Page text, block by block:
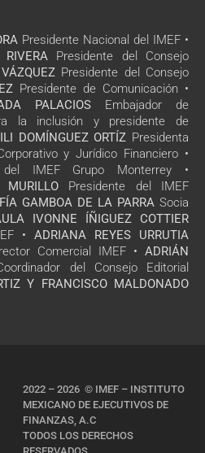
Presidente Nacional del IMEF •
Presidente del Consejo
Presidente del Consejo
Presidente de Comunicación •
PALACIOS Embajador de
la inclusión y presidente de
DOMÍNGUEZ ORTÍZ Presidenta
y Jurídico Financiero •
IMEF Grupo Monterrey •
MURILLO Presidente del IMEF
GAMBOA DE LA PARRA Socia
IVONNE ÍÑIGUEZ COTTIER
• ADRIANA REYES URRUTIA
Comercial IMEF • ADRIÁN
del Consejo Editorial
Y FRANCISCO MALDONADO
2022 – 2026 © IMEF – INSTITUTO
MEXICANO DE EJECUTIVOS DE
FINANZAS, A.C
TODOS LOS DERECHOS